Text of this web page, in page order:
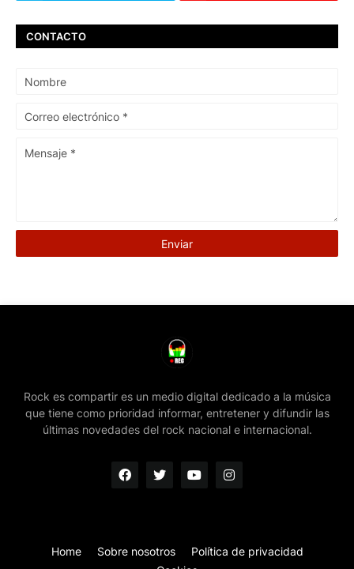
CONTACTO
Rock es compartir es un medio digital dedicado a la música
que tiene como prioridad informar, entretener y difundir las
últimas novedades del rock nacional e internacional.
Home Sobre nosotros
Política de privacidad